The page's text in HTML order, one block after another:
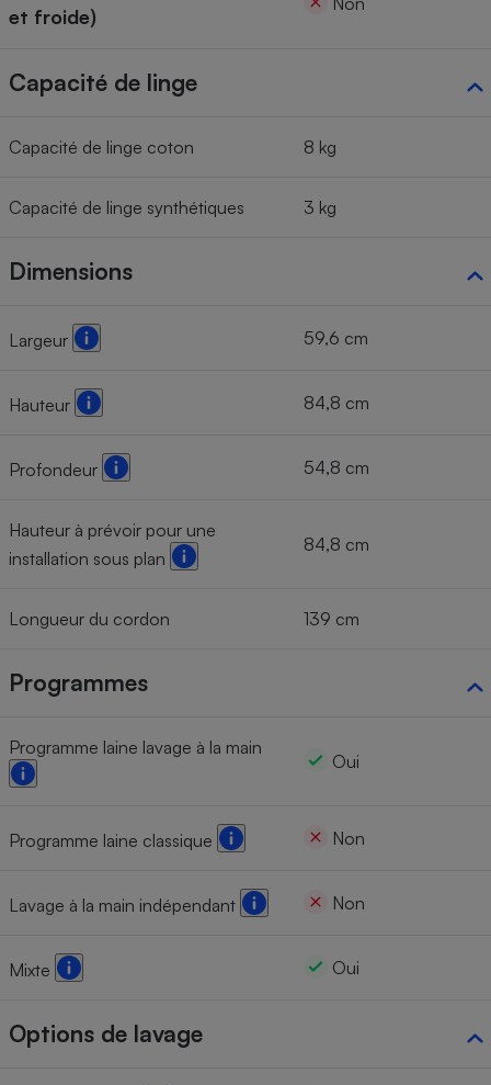
et froide)
Capacité de linge
Capacité de linge coton 8 kg
Capacité de linge synthétiques 3 kg
Dimensions
Largeur 59,6 cm
Hauteur 84,8 cm
Profondeur 54,8 cm
Hauteur à prévoir pour une
installation sous plan
84,8 cm
Longueur du cordon 139 cm
Programmes
Programme laine lavage à la main
Oui
Programme laine classique Non
Lavage à la main indépendant Non
Mixte Oui
Options de lavage